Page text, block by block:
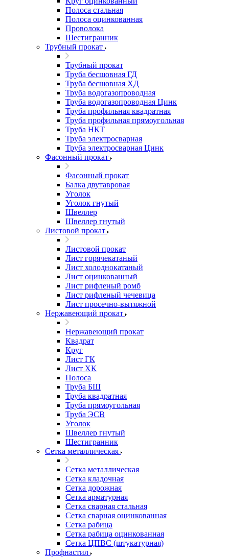
Полоса стальная
Полоса оцинкованная
Проволока
Шестигранник
Трубный прокат
Трубный прокат
Труба бесшовная ГД
Труба бесшовная ХД
Труба водогазопроводная
Труба водогазопроводная Цинк
Труба профильная квадратная
Труба профильная прямоугольная
Труба НКТ
Труба электросварная
Труба электросварная Цинк
Фасонный прокат
Фасонный прокат
Балка двутавровая
Уголок
Уголок гнутый
Швеллер
Швеллер гнутый
Листовой прокат
Листовой прокат
Лист горячекатаный
Лист холоднокатаный
Лист оцинкованный
Лист рифленый ромб
Лист рифленый чечевица
Лист просечно-вытяжной
Нержавеющий прокат
Нержавеющий прокат
Квадрат
Круг
Лист ГК
Лист ХК
Полоса
Труба БШ
Труба квадратная
Труба прямоугольная
Труба ЭСВ
Уголок
Швеллер гнутый
Шестигранник
Сетка металлическая
Сетка металлическая
Сетка кладочная
Сетка дорожная
Сетка арматурная
Сетка сварная стальная
Сетка сварная оцинкованная
Сетка рабица
Сетка рабица оцинкованная
Сетка ЦПВС (штукатурная)
Профнастил